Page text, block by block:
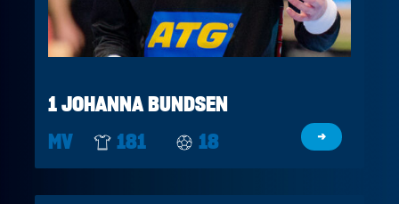
1 JOHANNA BUNDSEN
MV
181 18 →